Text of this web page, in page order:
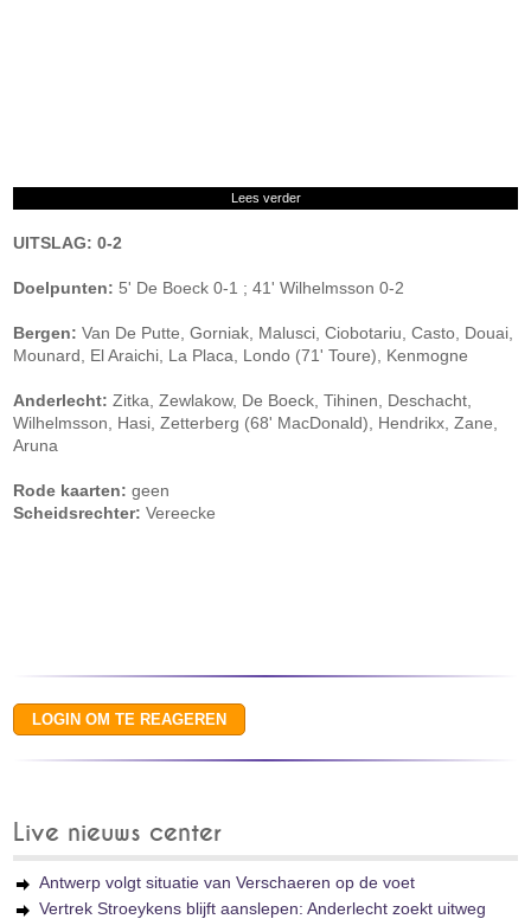
Lees verder
UITSLAG: 0-2
Doelpunten: 5' De Boeck 0-1 ; 41' Wilhelmsson 0-2
Bergen: Van De Putte, Gorniak, Malusci, Ciobotariu, Casto, Douai,
Mounard, El Araichi, La Placa, Londo (71' Toure), Kenmogne
Anderlecht: Zitka, Zewlakow, De Boeck, Tihinen, Deschacht,
Wilhelmsson, Hasi, Zetterberg (68' MacDonald), Hendrikx, Zane,
Aruna
Rode kaarten: geen
Scheidsrechter: Vereecke
Live nieuws center
Antwerp volgt situatie van Verschaeren op de voet
Vertrek Stroeykens blijft aanslepen: Anderlecht zoekt uitweg